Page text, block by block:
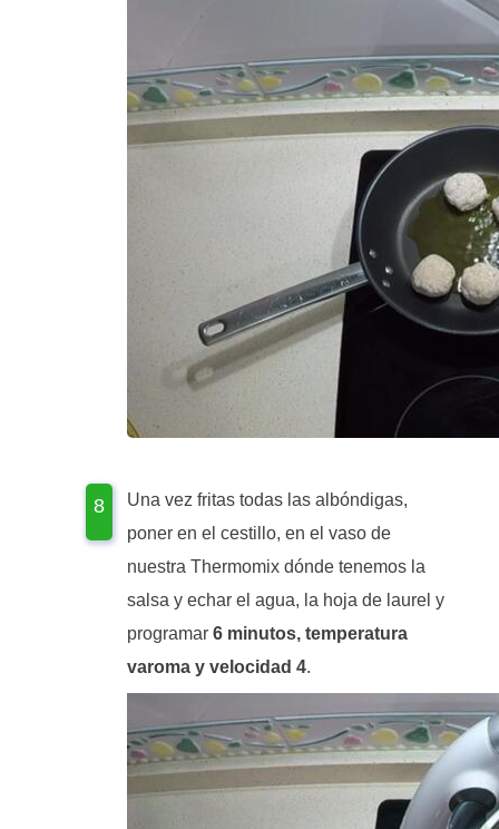
Una vez fritas todas las albóndigas,
poner en el cestillo, en el vaso de
nuestra Thermomix dónde tenemos la
salsa y echar el agua, la hoja de laurel y
programar 6 minutos, temperatura
varoma y velocidad 4.